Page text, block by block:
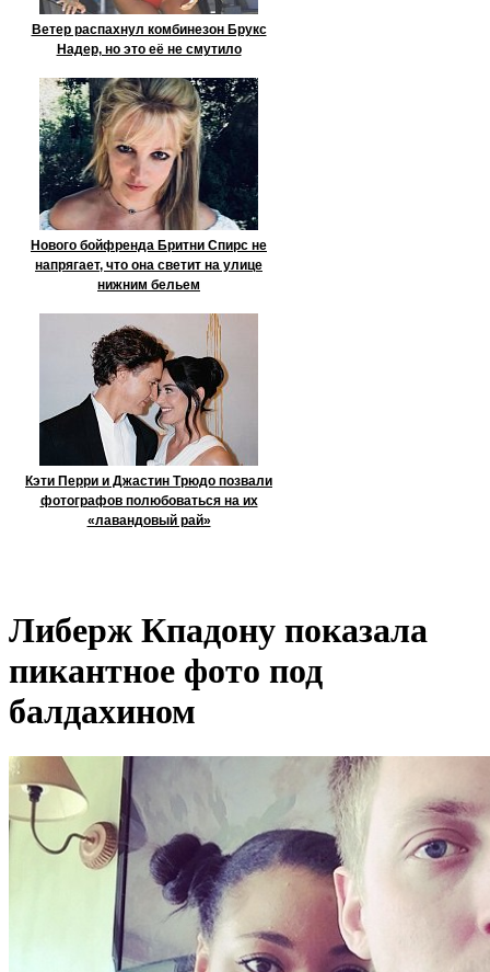
Ветер распахнул комбинезон Брукс
Надер, но это её не смутило
Нового бойфренда Бритни Спирс не
напрягает, что она светит на улице
нижним бельем
Кэти Перри и Джастин Трюдо позвали
фотографов полюбоваться на их
«лавандовый рай»
Либерж Кпадону показала
пикантное фото под
балдахином